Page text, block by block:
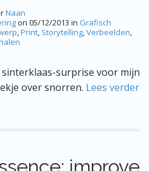
Naan
on 05/12/2013 in Grafisch
,Print, Storytelling,Verbeelden,
sinterklaas-surprise voor mijn
over snorren. Lees verder
improve